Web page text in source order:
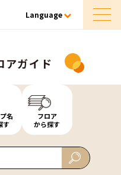
Language
アガイド
名
す
フロア
から探す